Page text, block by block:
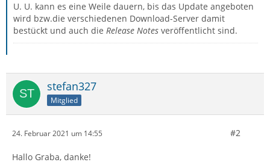
U. U. kann es eine Weile dauern, bis das Update angeboten
wird bzw.die verschiedenen Download-Server damit
bestückt und auch die Release Notes veröffentlicht sind.
stefan327
Mitglied
24. Februar 2021 um 14:55 #2
Hallo Graba, danke!